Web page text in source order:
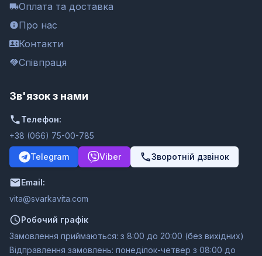
Оплата та доставка
Про нас
Контакти
Співпраця
Зв'язок з нами
Телефон:
+38 (066) 75-00-785
Telegram Viber Зворотній дзвінок
Email:
moc.ativakravs@ativ
Робочий графік
Замовлення приймаються: з 8:00 до 20:00 (без вихідних)
Відправлення замовлень: понеділок-четвер з 08:00 до